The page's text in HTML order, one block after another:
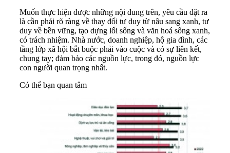
Muốn thực hiện được những nội dung trên, yêu cầu đặt ra
là cần phải rõ ràng về thay đổi tư duy từ nâu sang xanh, tư
duy về bền vững, tạo dựng lối sống và văn hoá sống xanh,
có trách nhiệm. Nhà nước, doanh nghiệp, hộ gia đình, các
tầng lớp xã hội bắt buộc phải vào cuộc và có sự liên kết,
chung tay; đảm bảo các nguồn lực, trong đó, nguồn lực
con người quan trọng nhất.
Có thể bạn quan tâm